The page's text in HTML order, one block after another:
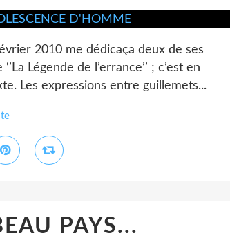
2010 me dédicaça deux de ses
Légende de l’errance’’ ; c’est en
Les expressions entre guillemets...
PAYS...